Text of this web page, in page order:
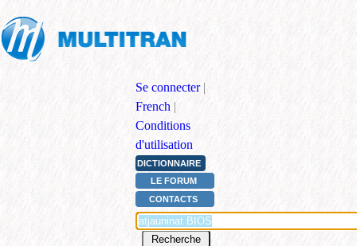
Se connecter |
French |
Conditions
d'utilisation
DICTIONNAIRE
LE FORUM
CONTACTS